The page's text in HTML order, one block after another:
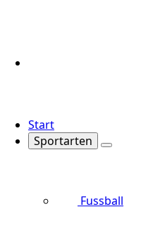
Start
Sportarten
Fussball